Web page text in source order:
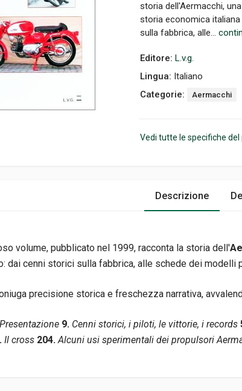
storia dell'Aermacchi,
storia economica
sulla fabbrica, alle...
Editore: L.v.g.
Lingua: Italiano
Categorie:
Aermacchi
Vedi tutte le specifiche
Descrizione
volume, pubblicato nel 1999, racconta la storia dell'
dai cenni storici sulla fabbrica, alle schede dei
precisione storica e freschezza narrativa,
Presentazione 9. Cenni storici, i piloti, le vittorie, i records
Il cross 204. Alcuni usi sperimentali dei propulsori